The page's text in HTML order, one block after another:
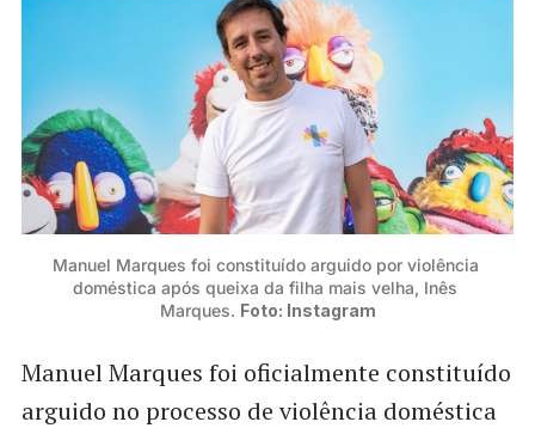
Manuel Marques foi constituído arguido por violência
doméstica após queixa da filha mais velha, Inês
Marques. Foto: Instagram
Manuel Marques foi oficialmente constituído
arguido no processo de violência doméstica